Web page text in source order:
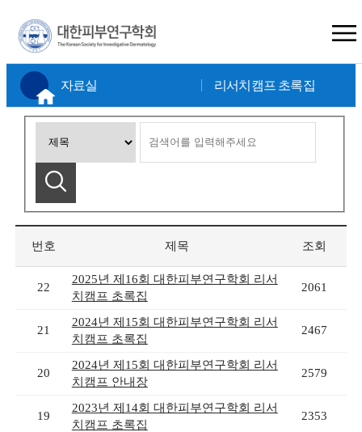
×
자료실 리서치캠프 초록집
번호 제목 조회
22
2025년 제16회 대한피부연구학회 리서
치캠프 초록집
2061
21
2024년 제15회 대한피부연구학회 리서
치캠프 초록집
2467
20
2024년 제15회 대한피부연구학회 리서
치캠프 안내장
2579
19
2023년 제14회 대한피부연구학회 리서
치캠프 초록집
2353